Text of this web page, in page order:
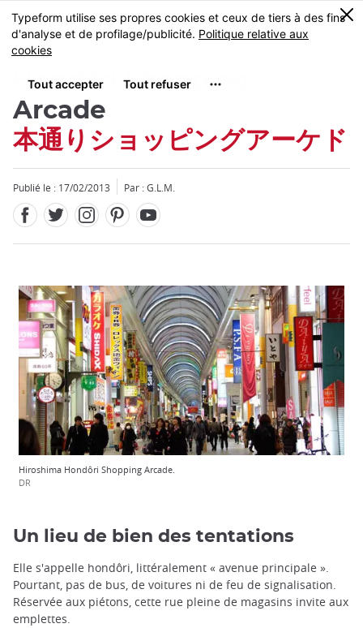
Skip
to
main
MENU
0
Hondôri Shopping
Arcade
本通りショッピングアーケド
Publié le : 17/02/2013 Par : G.L.M.
Hiroshima Hondôri Shopping Arcade.
DR
Un lieu de bien des tentations
Elle s'appelle hondôri, littéralement « avenue principale ».
Pourtant, pas de bus, de voitures ni de feu de signalisation.
Réservée aux piétons, cette rue pleine de magasins invite aux
emplettes.